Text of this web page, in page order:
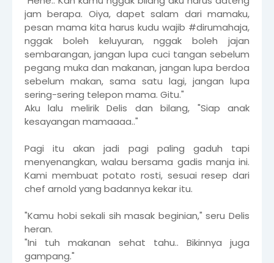
jam berapa. Oiya, dapet salam dari mamaku,
pesan mama kita harus kudu wajib #dirumahaja,
nggak boleh keluyuran, nggak boleh jajan
sembarangan, jangan lupa cuci tangan sebelum
pegang muka dan makanan, jangan lupa berdoa
sebelum makan, sama satu lagi, jangan lupa
sering-sering telepon mama. Gitu."
Aku lalu melirik Delis dan bilang, "Siap anak
kesayangan mamaaaa.."
Pagi itu akan jadi pagi paling gaduh tapi
menyenangkan, walau bersama gadis manja ini.
Kami membuat potato rosti, sesuai resep dari
chef arnold yang badannya kekar itu.
"Kamu hobi sekali sih masak beginian," seru Delis
heran.
"Ini tuh makanan sehat tahu.. Bikinnya juga
gampang."